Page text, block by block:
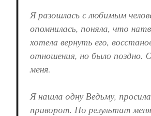
Я разошлась с любимым
опомнилась, поняла, что
хотела вернуть его,
отношения, но было поздно.
меня.
Я нашла одну Ведьму,
приворот. Но результат